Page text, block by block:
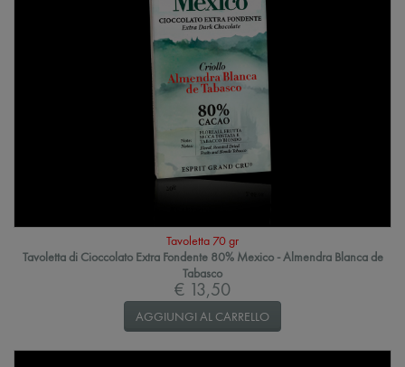
Tavoletta 70 gr
Tavoletta di Cioccolato Extra Fondente 80% Mexico - Almendra Blanca de
Tabasco
€ 13,50
AGGIUNGI AL CARRELLO